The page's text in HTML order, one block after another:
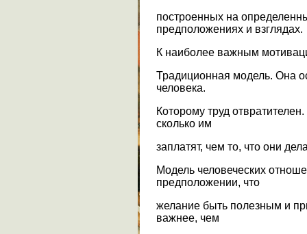
построенных на
предположениях и взглядах.
К наиболее важным
Традиционная модель. Она
человека.
Которому труд
сколько им
заплатят, чем то, что они
Модель человеческих
предположении, что
желание быть полезным и
важнее, чем